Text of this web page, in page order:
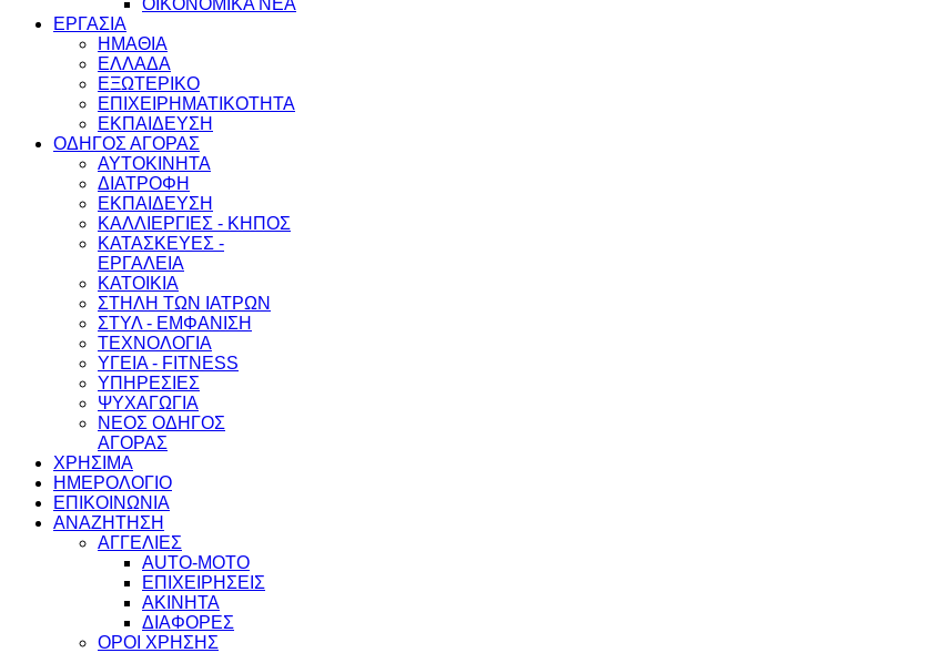
ΟΙΚΟΝΟΜΙΚΑ ΝΕΑ
ΕΡΓΑΣΙΑ
ΗΜΑΘΙΑ
ΕΛΛΑΔΑ
ΕΞΩΤΕΡΙΚΟ
ΕΠΙΧΕΙΡΗΜΑΤΙΚΟΤΗΤΑ
ΕΚΠΑΙΔΕΥΣΗ
ΟΔΗΓΟΣ ΑΓΟΡΑΣ
ΑΥΤΟΚΙΝΗΤΑ
ΔΙΑΤΡΟΦΗ
ΕΚΠΑΙΔΕΥΣΗ
ΚΑΛΛΙΕΡΓΙΕΣ - ΚΗΠΟΣ
ΚΑΤΑΣΚΕΥΕΣ -
ΕΡΓΑΛΕΙΑ
ΚΑΤΟΙΚΙΑ
ΣΤΗΛΗ ΤΩΝ ΙΑΤΡΩΝ
ΣΤΥΛ - ΕΜΦΑΝΙΣΗ
ΤΕΧΝΟΛΟΓΙΑ
ΥΓΕΙΑ - FITNESS
ΥΠΗΡΕΣΙΕΣ
ΨΥΧΑΓΩΓΙΑ
ΝΕΟΣ ΟΔΗΓΟΣ
ΑΓΟΡΑΣ
ΧΡΗΣΙΜΑ
ΗΜΕΡΟΛΟΓΙΟ
ΕΠΙΚΟΙΝΩΝΙΑ
ΑΝΑΖΗΤΗΣΗ
ΑΓΓΕΛΙΕΣ
AUTO-MOTO
ΕΠΙΧΕΙΡΗΣΕΙΣ
ΑΚΙΝΗΤΑ
ΔΙΑΦΟΡΕΣ
ΟΡΟΙ ΧΡΗΣΗΣ